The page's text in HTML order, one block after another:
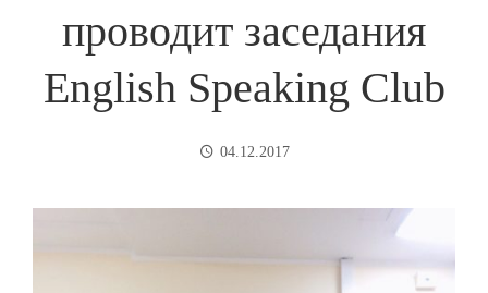
проводит заседания
English Speaking Club
04.12.2017